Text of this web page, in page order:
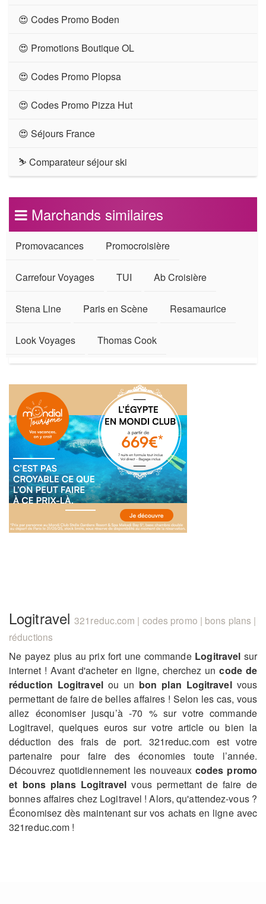
😍 Codes Promo Boden
😍 Promotions Boutique OL
😍 Codes Promo Plopsa
😍 Codes Promo Pizza Hut
😍 Séjours France
⛷ Comparateur séjour ski
Marchands similaires
Promovacances Promocroisière
Carrefour Voyages TUI Ab Croisière
Stena Line Paris en Scène Resamaurice
Look Voyages Thomas Cook
Logitravel321reduc.com | codes promo | bons plans |
réductions
Ne payez plus au prix fort une commande Logitravel sur
internet ! Avant d'acheter en ligne, cherchez uncode de
réduction Logitravelou un bon plan Logitravelvous
permettant de faire de belles affaires ! Selon les cas, vous
allez économiser jusqu’à -70 % sur votre commande
Logitravel, quelques euros sur votre article ou bien la
déduction des frais de port. 321reduc.com est votre
partenaire pour faire des économies toute l’année.
Découvrez quotidiennement les nouveauxcodes promo
et bons plans Logitravel vous permettant de faire de
bonnes affaires chez Logitravel ! Alors, qu'attendez-vous ?
Économisez dès maintenant sur vos achats en ligne avec
321reduc.com !